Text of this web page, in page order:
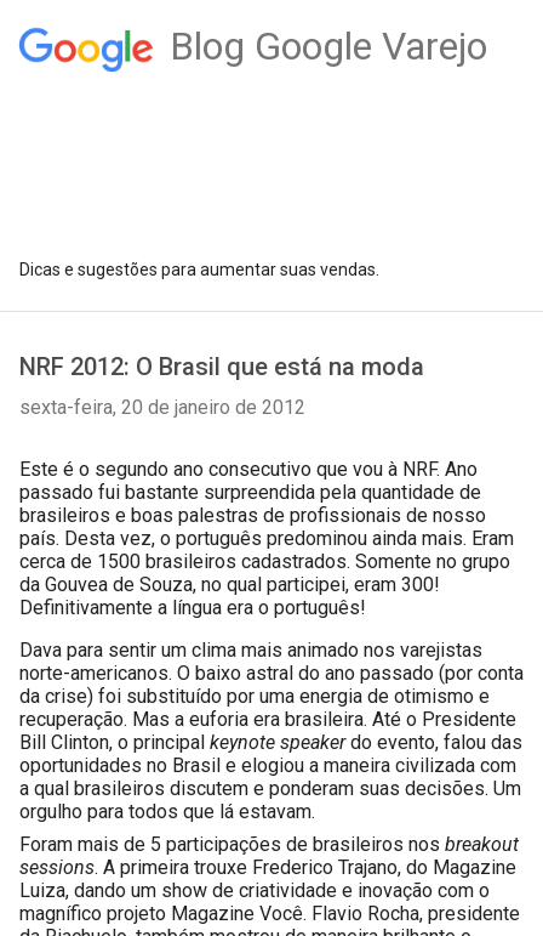
Blog Google Varejo
Dicas e sugestões para aumentar suas vendas.
NRF 2012: O Brasil que está na moda
sexta-feira, 20 de janeiro de 2012
Este é o segundo ano consecutivo que vou à NRF. Ano
passado fui bastante surpreendida pela quantidade de
brasileiros e boas palestras de profissionais de nosso
país. Desta vez, o português predominou ainda mais. Eram
cerca de 1500 brasileiros cadastrados. Somente no grupo
da Gouvea de Souza, no qual participei, eram 300!
Definitivamente a língua era o português!
Dava para sentir um clima mais animado nos varejistas
norte-americanos. O baixo astral do ano passado (por conta
da crise) foi substituído por uma energia de otimismo e
recuperação. Mas a euforia era brasileira. Até o Presidente
Bill Clinton, o principal keynote speaker do evento, falou das
oportunidades no Brasil e elogiou a maneira civilizada com
a qual brasileiros discutem e ponderam suas decisões. Um
orgulho para todos que lá estavam.
Foram mais de 5 participações de brasileiros nos breakout
sessions. A primeira trouxe Frederico Trajano, do Magazine
Luiza, dando um show de criatividade e inovação com o
magnífico projeto Magazine Você. Flavio Rocha, presidente